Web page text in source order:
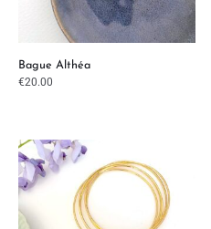
Bague Althéa
€20.00